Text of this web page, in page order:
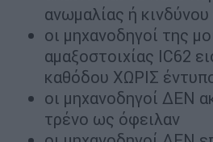
ανωμαλίας ή
οι μηχανοδηγοί της
αμαξοστοιχίας IC62
καθόδου ΧΩΡΙΣ
οι μηχανοδηγοί ΔΕΝ
τρένο ως όφειλαν